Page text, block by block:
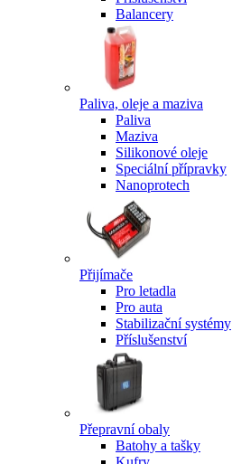
Balancery
Paliva, oleje a maziva
Paliva
Maziva
Silikonové oleje
Speciální přípravky
Nanoprotech
Přijímače
Pro letadla
Pro auta
Stabilizační systémy
Příslušenství
Přepravní obaly
Batohy a tašky